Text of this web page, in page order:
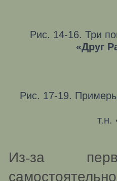
Рис. 14-16. Три
«Друг
Рис. 17-19.
т.н.
Из-за